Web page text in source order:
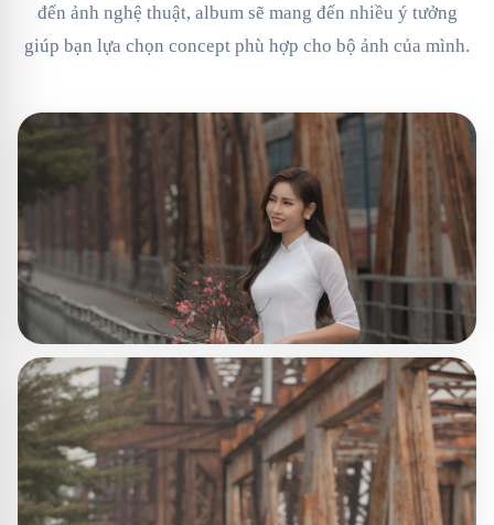
đến ảnh nghệ thuật, album sẽ mang đến nhiều ý tưởng
giúp bạn lựa chọn concept phù hợp cho bộ ảnh của mình.